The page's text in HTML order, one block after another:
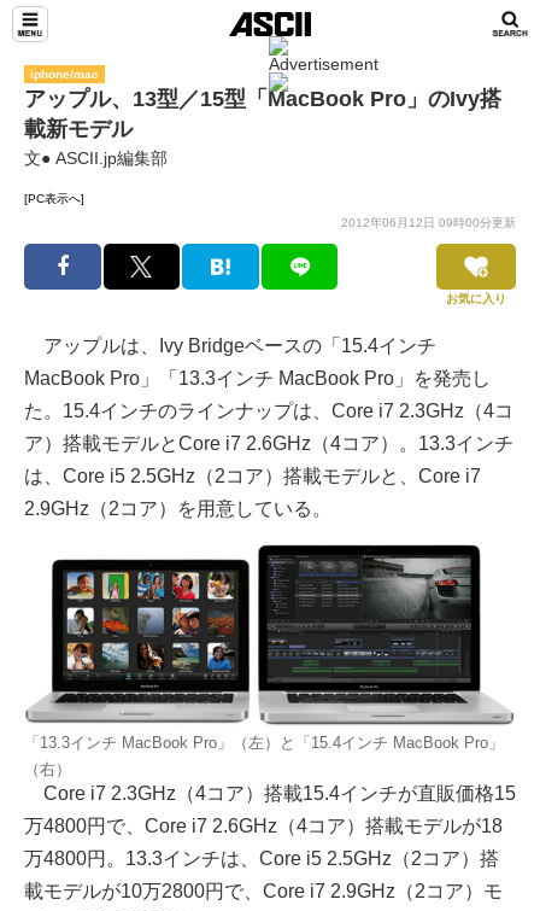
iphone/mac
アップル、13型／15型「MacBook Pro」のIvy搭
載新モデル
文● ASCII.jp編集部
[PC表示へ]
2012年06月12日 09時00分更新
お気に入り
アップルは、Ivy Bridgeベースの「15.4インチ
MacBook Pro」「13.3インチ MacBook Pro」を発売し
た。15.4インチのラインナップは、Core i7 2.3GHz（4コ
ア）搭載モデルとCore i7 2.6GHz（4コア）。13.3インチ
は、Core i5 2.5GHz（2コア）搭載モデルと、Core i7
2.9GHz（2コア）を用意している。
「13.3インチ MacBook Pro」（左）と「15.4インチ MacBook Pro」
（右）
Core i7 2.3GHz（4コア）搭載15.4インチが直販価格15
万4800円で、Core i7 2.6GHz（4コア）搭載モデルが18
万4800円。13.3インチは、Core i5 2.5GHz（2コア）搭
載モデルが10万2800円で、Core i7 2.9GHz（2コア）モ